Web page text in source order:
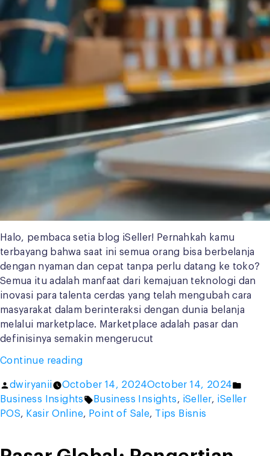
Halo, pembaca setia blog iSeller! Pernahkah kamu
terbayang bahwa saat ini semua orang bisa berbelanja
dengan nyaman dan cepat tanpa perlu datang ke toko?
Semua itu adalah manfaat dari kemajuan teknologi dan
inovasi para talenta cerdas yang telah mengubah cara
masyarakat dalam berinteraksi dengan dunia belanja
melalui marketplace. Marketplace adalah pasar dan
definisinya semakin mengerucut
Continue reading“Marketplace
Tempat
Belanja
Online,
Dia
Posted
by
dwiryanii October 14, 2024October 14, 2024
in
Business Insights Tags:
Business Insights, iSeller, iSeller
POS, Kasir Online, Point of Sale, Tips Bisnis